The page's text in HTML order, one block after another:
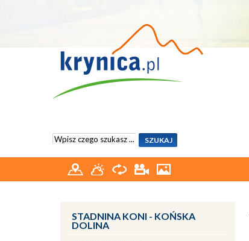
STADNINA KONI - KOŃSKA
DOLINA